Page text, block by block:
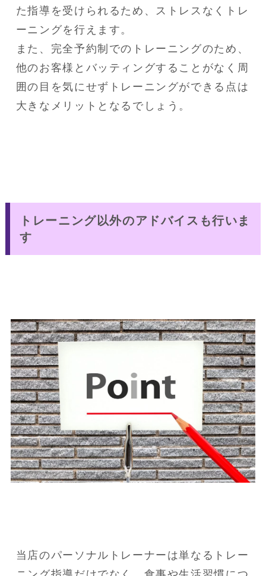
た指導を受けられるため、ストレスなくトレ
ーニングを行えます。
また、完全予約制でのトレーニングのため、
他のお客様とバッティングすることがなく周
囲の目を気にせずトレーニングができる点は
大きなメリットとなるでしょう。
トレーニング以外のアドバイスも行いま
す
当店のパーソナルトレーナーは単なるトレー